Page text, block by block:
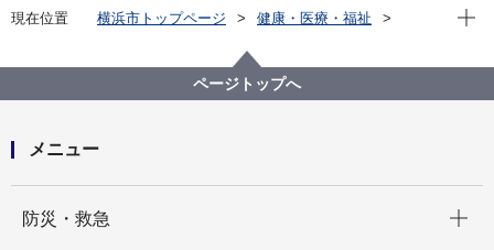
現在位置 横浜市トップページ
健康・医療・福祉
クスリの正しい使い方、知っていますか？
現在
ページトップへ
メニュー
防災・救急